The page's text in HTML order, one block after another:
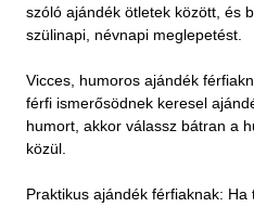
szóló ajándék ötletek között, és
szülinapi, névnapi meglepetést.
Vicces, humoros ajándék
férfi ismerősödnek keresel
humort, akkor válassz bátran a
közül.
Praktikus ajándék férfiaknak: